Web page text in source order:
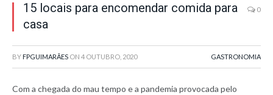
15 locais para encomendar comida para
casa
0
BY FPGUIMARÃES ON 4 OUTUBRO, 2020 GASTRONOMIA
Com a chegada do mau tempo e a pandemia provocada pelo